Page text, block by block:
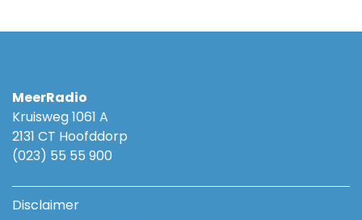
MeerRadio
Kruisweg 1061 A
2131 CT Hoofddorp
(023) 55 55 900
Disclaimer